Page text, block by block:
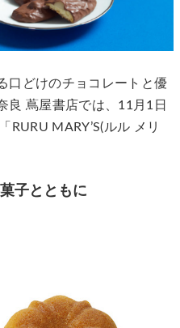
口どけのチョコレートと優
良 蔦屋書店では、11月1日
RURU MARY’S(ルル メリ
子とともに